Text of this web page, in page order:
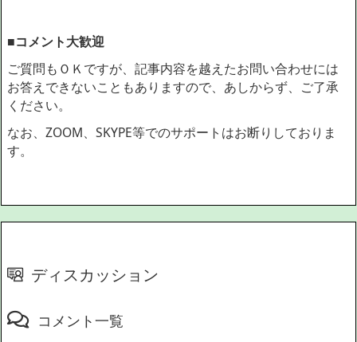
■コメント大歓迎
ご質問もＯＫですが、記事内容を越えたお問い合わせには
お答えできないこともありますので、あしからず、ご了承
ください。
なお、ZOOM、SKYPE等でのサポートはお断りしておりま
す。
ディスカッション
コメント一覧